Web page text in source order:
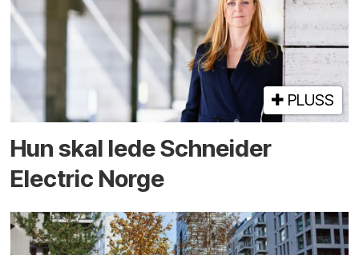
PLUSS
Hun skal lede Schneider
Electric Norge